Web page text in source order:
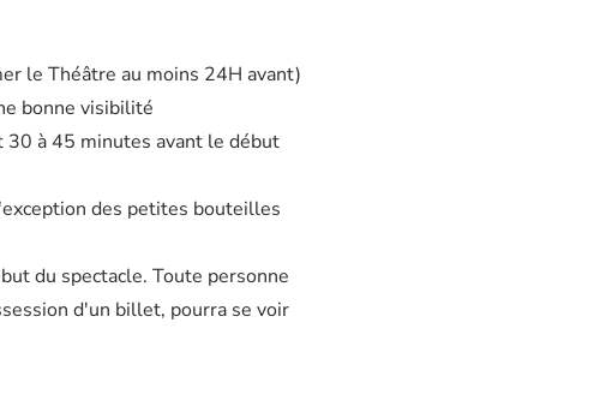
le Théâtre au moins 24H avant)
bonne visibilité
30 à 45 minutes avant le début
des petites bouteilles
du spectacle. Toute personne
d'un billet, pourra se voir